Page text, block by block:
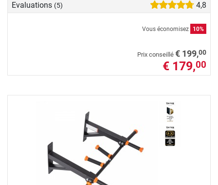
Evaluations (5) 4,8
Vous économisez 10%
Prix conseillé € 199,00
€ 179,00